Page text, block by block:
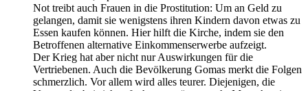
Not treibt auch Frauen in die Prostitution: Um an Geld zu
gelangen, damit sie wenigstens ihren Kindern davon etwas zu
Essen kaufen können. Hier hilft die Kirche, indem sie den
Betroffenen alternative Einkommenserwerbe aufzeigt.
Der Krieg hat aber nicht nur Auswirkungen für die
Vertriebenen. Auch die Bevölkerung Gomas merkt die Folgen
schmerzlich. Vor allem wird alles teurer. Diejenigen, die